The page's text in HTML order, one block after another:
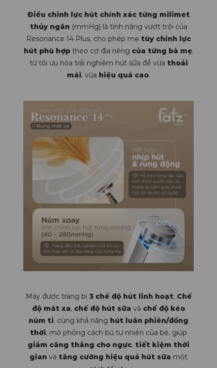
Điều chỉnh lực hút chính xác từng milimet
thủy ngân (mmHg) là tính năng vượt trội của
Resonance 14 Plus, cho phép mẹ tùy chỉnh lực
hút phù hợptheo cơ địa riêng của từng bà mẹ,
từ tối ưu hóa trải nghiệm hút sữa để vừa thoải
mái, vừa hiệu quả cao.
Máy được trang bị 3 chế độ hút linh hoạt: Chế
độ mát xa, chế độ hút sữa và chế độ kéo
núm ti, cùng khả năng hút luân phiên/đồng
thời, mô phỏng cách bú tự nhiên của bé, giúp
giảm căng thẳng cho ngực, tiết kiệm thời
gian và tăng cường hiệu quả hút sữa một